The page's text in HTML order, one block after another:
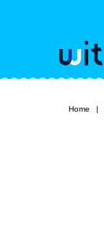
Home